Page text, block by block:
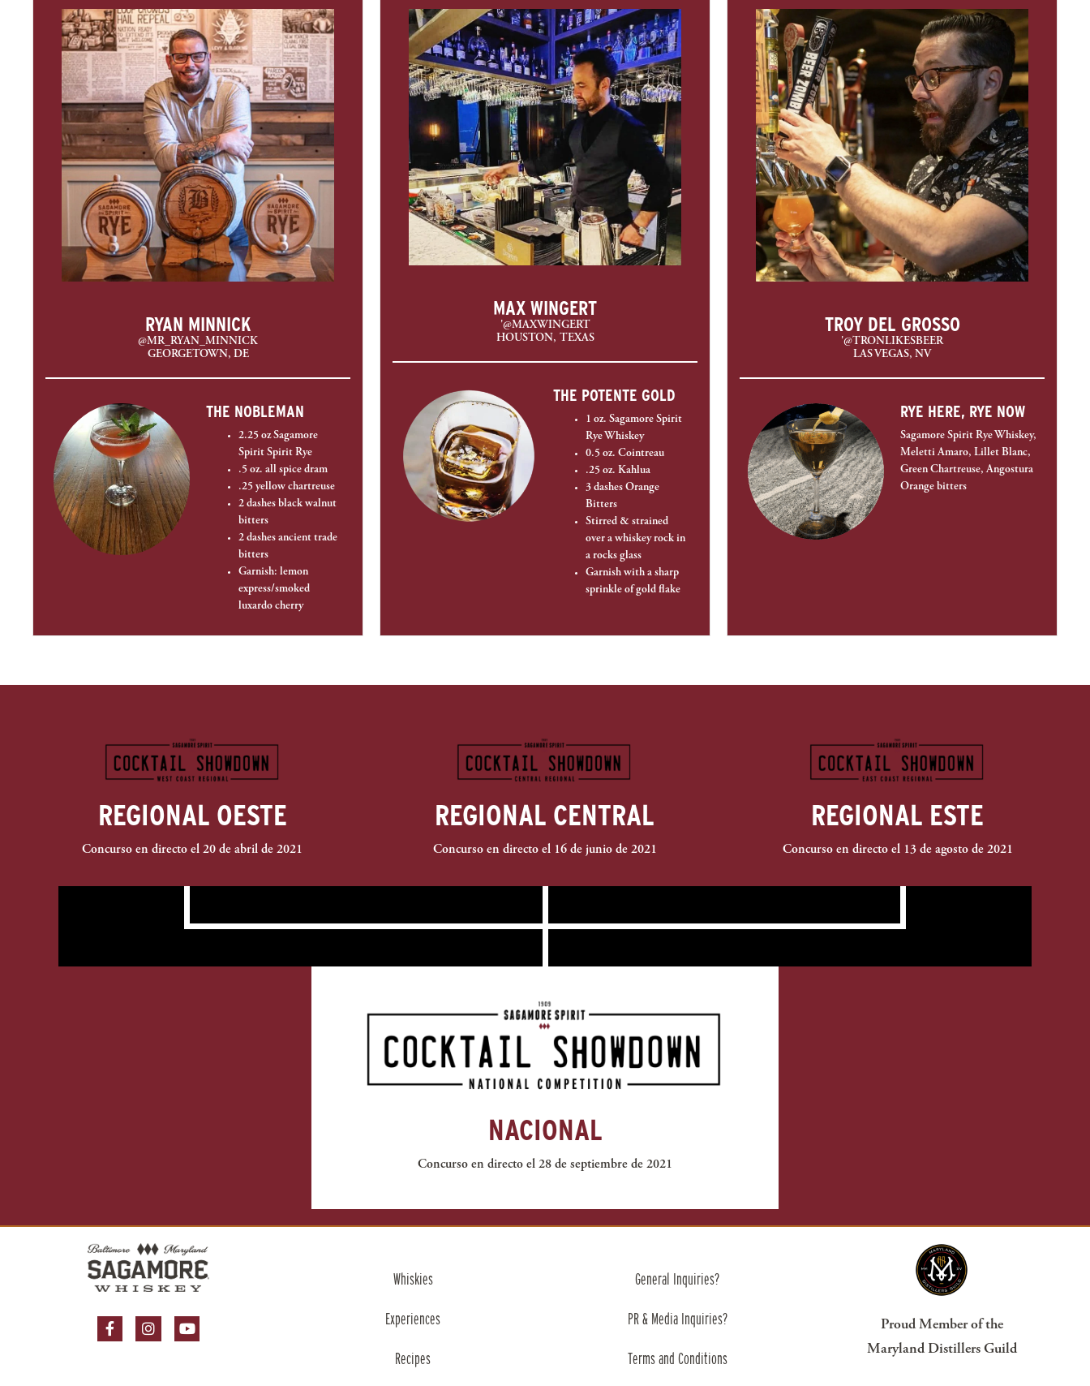
RYAN MINNICK
@MR_RYAN_MINNICK
GEORGETOWN, DE
THE NOBLEMAN
2.25 oz Sagamore
Spirit Spirit Rye
.5 oz. all spice dram
.25 yellow chartreuse
2 dashes black walnut
bitters
2 dashes ancient trade
bitters
Garnish: lemon
express/smoked
luxardo cherry
MAX WINGERT
'@MAXWINGERT
HOUSTON, TEXAS
THE POTENTE GOLD
1 oz. Sagamore Spirit
Rye Whiskey
0.5 oz. Cointreau
.25 oz. Kahlua
3 dashes Orange
Bitters
Stirred & strained
over a whiskey rock in
a rocks glass
Garnish with a sharp
sprinkle of gold flake
TROY DEL GROSSO
'@TRONLIKESBEER
LAS VEGAS, NV
RYE HERE, RYE NOW
Sagamore Spirit Rye Whiskey,
Meletti Amaro, Lillet Blanc,
Green Chartreuse, Angostura
Orange bitters
REGIONAL OESTE
Concurso en directo el 20 de abril de 2021
REGIONAL CENTRAL
Concurso en directo el 16 de junio de 2021
REGIONAL ESTE
Concurso en directo el 13 de agosto de 2021
NACIONAL
Concurso en directo el 28 de septiembre de 2021
Facebook Page
Instagram Page
YouTube Page
Whiskies
Experiences
Recipes
General Inquiries?
PR & Media Inquiries?
Terms and Conditions
Proud Member of the
Maryland Distillers Guild